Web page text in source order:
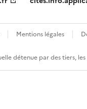
Mentions légales
détenue par des tiers,